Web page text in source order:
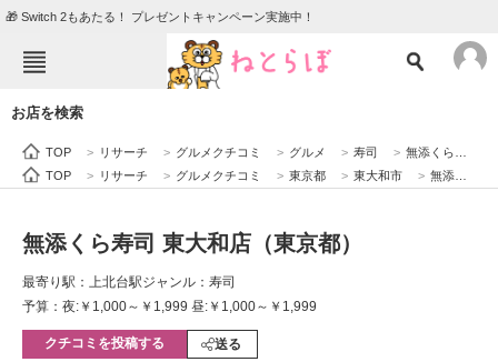
🎁 Switch 2もあたる！ プレゼントキャンペーン実施中！
エンタメ クイズ
住まい 教育・育児
動物 リサーチ
会員記事
お店を検索
TOP > リサーチ > グルメクチコミ > グルメ > 寿司 > 無添くら寿司 東大和店（東京都）
TOP
> リサーチ > グルメクチコミ > 東京都 > 東大和市 > 無添くら寿司 東大和店（東京都）
無添くら寿司 東大和店（東京都）
最寄り駅：上北台駅ジャンル：寿司
予算：夜:￥1,000～￥1,999 昼:￥1,000～￥1,999
クチコミを投稿する 送る